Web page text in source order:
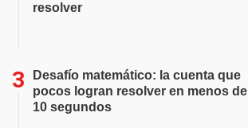
resolver
Desafío matemático: la cuenta que
pocos logran resolver en menos de
10 segundos